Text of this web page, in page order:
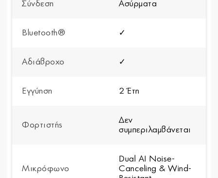
Σύνδεση Ασύρματα
Bluetooth® ✓
Αδιάβροχο ✓
Εγγύηση 2 Έτη
Φορτιστής
Δεν
συμπεριλαμβάνεται
Μικρόφωνο
Dual AI Noise-
Canceling & Wind-